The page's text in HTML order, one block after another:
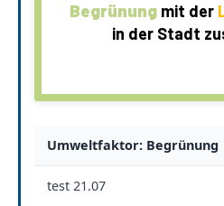
Begrünungmit der
in der Stadt
Umweltfaktor: Begrünung
test 21.07